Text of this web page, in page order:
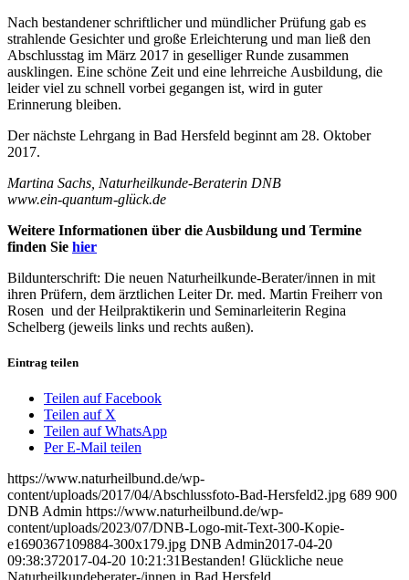
Nach bestandener schriftlicher und mündlicher Prüfung gab es
strahlende Gesichter und große Erleichterung und man ließ den
Abschlusstag im März 2017 in geselliger Runde zusammen
ausklingen. Eine schöne Zeit und eine lehrreiche Ausbildung, die
leider viel zu schnell vorbei gegangen ist, wird in guter
Erinnerung bleiben.
Der nächste Lehrgang in Bad Hersfeld beginnt am 28. Oktober
2017.
Martina Sachs, Naturheilkunde-Beraterin DNB
www.ein-quantum-glück.de
Weitere Informationen über die Ausbildung und Termine
finden Sie hier
Bildunterschrift: Die neuen Naturheilkunde-Berater/innen in mit
ihren Prüfern, dem ärztlichen Leiter Dr. med. Martin Freiherr von
Rosen und der Heilpraktikerin und Seminarleiterin Regina
Schelberg (jeweils links und rechts außen).
Eintrag teilen
Teilen auf Facebook
Teilen auf X
Teilen auf WhatsApp
Per E-Mail teilen
https://www.naturheilbund.de/wp-
content/uploads/2017/04/Abschlussfoto-Bad-Hersfeld2.jpg 689 900
DNB Admin https://www.naturheilbund.de/wp-
content/uploads/2023/07/DNB-Logo-mit-Text-300-Kopie-
e1690367109884-300x179.jpg DNB Admin2017-04-20
09:38:372017-04-20 10:21:31Bestanden! Glückliche neue